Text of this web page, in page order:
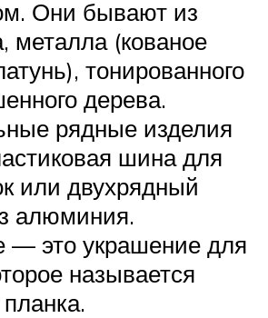
Они бывают из
металла (кованое
тонированного
дерева.
рядные изделия
шина для
или двухрядный
алюминия.
— это украшение для
называется
планка.